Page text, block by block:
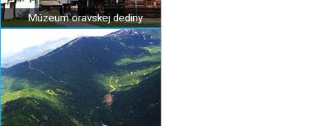
Múzeum oravskej dediny